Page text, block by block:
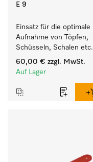
E 9
Einsatz für die optimale
Aufnahme von Töpfen,
Schüsseln, Schalen etc.
60,00 € zzgl. MwSt.
Auf Lager